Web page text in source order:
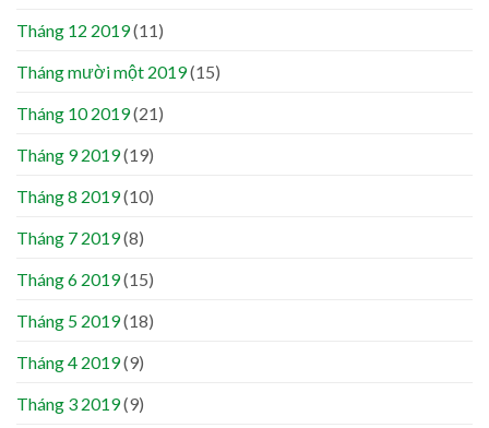
Tháng 12 2019(11)
Tháng mười một 2019(15)
Tháng 10 2019(21)
Tháng 9 2019(19)
Tháng 8 2019(10)
Tháng 7 2019(8)
Tháng 6 2019(15)
Tháng 5 2019(18)
Tháng 4 2019(9)
Tháng 3 2019(9)